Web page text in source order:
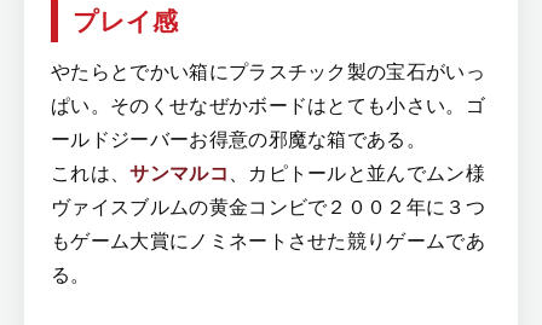
プレイ感
やたらとでかい箱にプラスチック製の宝石がいっ
ぱい。そのくせなぜかボードはとても小さい。ゴ
ールドジーバーお得意の邪魔な箱である。
これは、サンマルコ、カピトールと並んでムン様
ヴァイスブルムの黄金コンビで２００２年に３つ
もゲーム大賞にノミネートさせた競りゲームであ
る。